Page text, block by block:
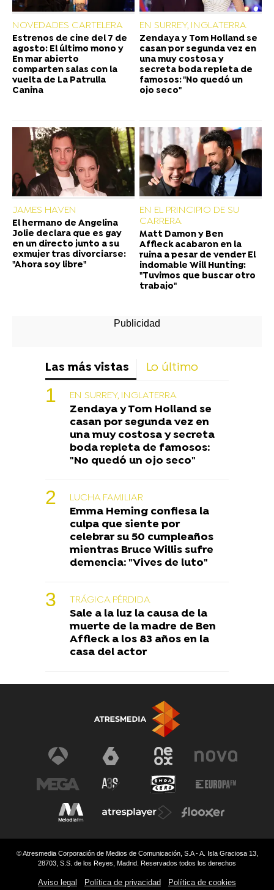
NOVEDADES CARTELERA
Estrenos de cine del 7 de
agosto: El último mono y
En mar abierto
comparten salas con la
vuelta de La Patrulla
Canina
EN SURREY, INGLATERRA
Zendaya y Tom Holland se
casan por segunda vez en
una muy costosa y
secreta boda repleta de
famosos: "No quedó un
ojo seco"
JAMES HAVEN
El hermano de Angelina
Jolie declara que es gay
en un directo junto a su
exmujer tras divorciarse:
"Ahora soy libre"
EN EL PRINCIPIO DE SU
CARRERA
Matt Damon y Ben
Affleck acabaron en la
ruina a pesar de vender El
indomable Will Hunting:
"Tuvimos que buscar otro
trabajo"
Las más vistas Lo último
EN SURREY, INGLATERRA
Zendaya y Tom Holland se
casan por segunda vez en
una muy costosa y secreta
boda repleta de famosos:
"No quedó un ojo seco"
LUCHA FAMILIAR
Emma Heming confiesa la
culpa que siente por
celebrar su 50 cumpleaños
mientras Bruce Willis sufre
demencia: "Vives de luto"
TRÁGICA PÉRDIDA
Sale a la luz la causa de la
muerte de la madre de Ben
Affleck a los 83 años en la
casa del actor
© Atresmedia Corporación de Medios de Comunicación, S.A - A. Isla Graciosa 13,
28703, S.S. de los Reyes, Madrid. Reservados todos los derechos
Aviso legal Política de privacidad Política de cookies